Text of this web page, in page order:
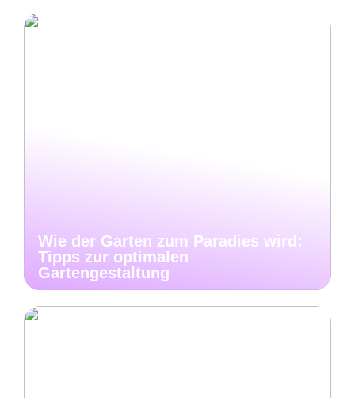
Wie der Garten zum Paradies wird:
Tipps zur optimalen
Gartengestaltung